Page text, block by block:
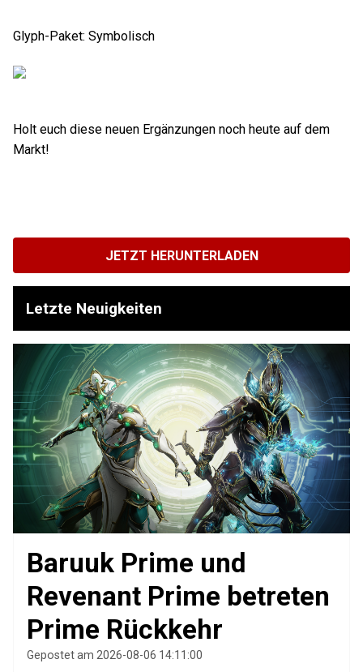
Glyph-Paket: Symbolisch
Holt euch diese neuen Ergänzungen noch heute auf dem
Markt!
JETZT HERUNTERLADEN
Letzte Neuigkeiten
Baruuk Prime und
Revenant Prime betreten
Prime Rückkehr
Gepostet am 2026-08-06 14:11:00